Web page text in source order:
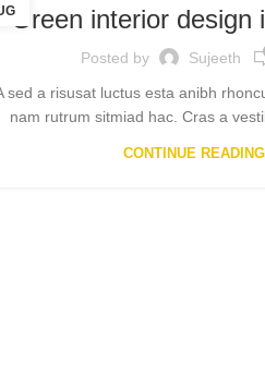
Green interior design
Posted by Sujeeth
sed a risusat luctus esta anibh
nam rutrum sitmiad hac. Cras a
CONTINUE READING